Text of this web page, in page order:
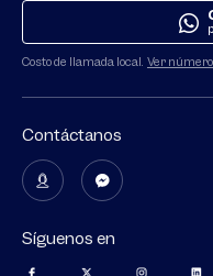
Costo de llamada local. Ver
Contáctanos
Síguenos en